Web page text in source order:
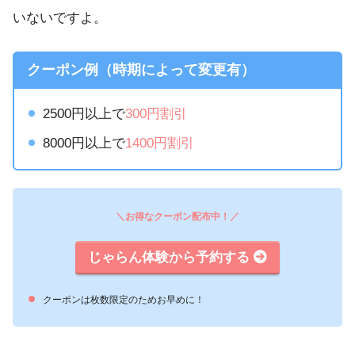
いないですよ。
クーポン例（時期によって変更有）
2500円以上で300円割引
8000円以上で1400円割引
＼お得なクーポン配布中！／
じゃらん体験から予約する
クーポンは枚数限定のためお早めに！